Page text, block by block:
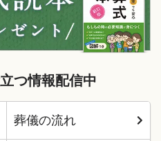
つ情報配信中
葬儀の流れ